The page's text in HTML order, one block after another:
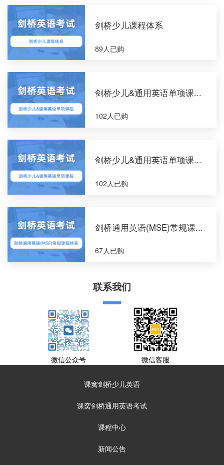
剑桥少儿课程体系
89人已购
剑桥少儿&通用英语单项课...
102人已购
剑桥少儿&通用英语单项课...
102人已购
剑桥通用英语(MSE)常规课...
67人已购
联系我们
微信公众号 微信客服
课窝剑桥少儿英语
课窝剑桥通用英语考试
课程中心
新闻公告